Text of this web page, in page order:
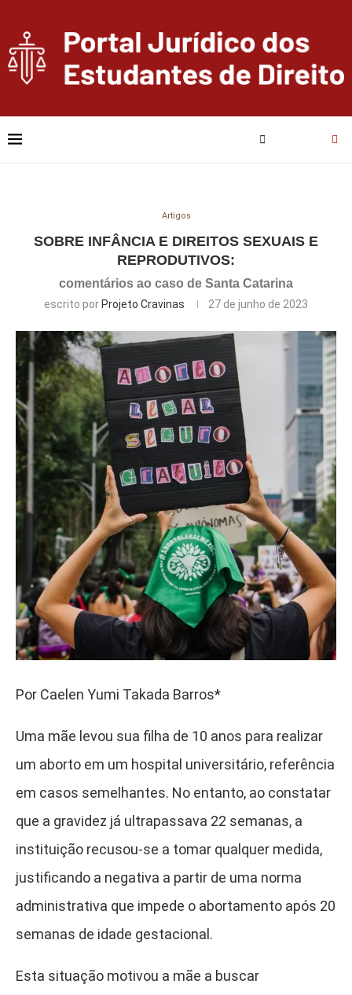
Artigos
SOBRE INFÂNCIA E DIREITOS SEXUAIS E
REPRODUTIVOS:
comentários ao caso de Santa Catarina
escrito por Projeto Cravinas 27 de junho de 2023
Por Caelen Yumi Takada Barros*
Uma mãe levou sua filha de 10 anos para realizar
um aborto em um hospital universitário, referência
em casos semelhantes. No entanto, ao constatar
que a gravidez já ultrapassava 22 semanas, a
instituição recusou-se a tomar qualquer medida,
justificando a negativa a partir de uma norma
administrativa que impede o abortamento após 20
semanas de idade gestacional.
Esta situação motivou a mãe a buscar